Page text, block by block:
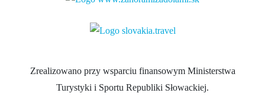
Zrealizowano przy wsparciu finansowym Ministerstwa
Turystyki i Sportu Republiki Słowackiej.